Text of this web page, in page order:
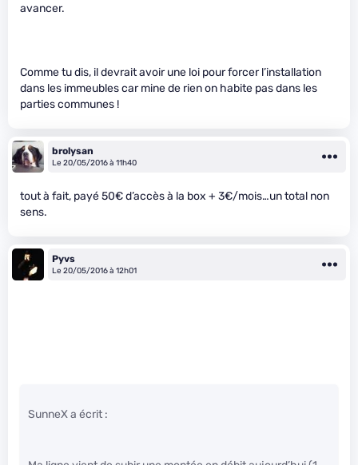
avancer.
Comme tu dis, il devrait avoir une loi pour forcer l’installation
dans les immeubles car mine de rien on habite pas dans les
parties communes !
brolysan
Le 20/05/2016 à 11h40
tout à fait, payé 50€ d’accès à la box + 3€/mois…un total non
sens.
Pyvs
Le 20/05/2016 à 12h01
SunneX a écrit :